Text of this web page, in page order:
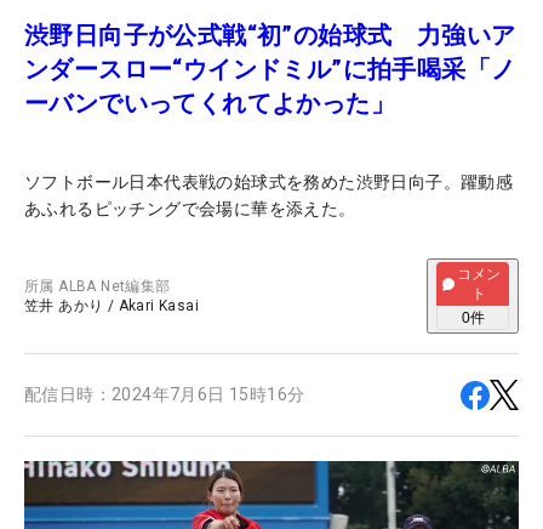
渋野日向子が公式戦“初”の始球式 力強いア
ンダースロー“ウインドミル”に拍手喝采「ノ
ーバンでいってくれてよかった」
ソフトボール日本代表戦の始球式を務めた渋野日向子。躍動感
あふれるピッチングで会場に華を添えた。
所属ALBA Net編集部
笠井 あかり / Akari Kasai
コメン
ト
0件
配信日時： 2024年7月6日 15時16分